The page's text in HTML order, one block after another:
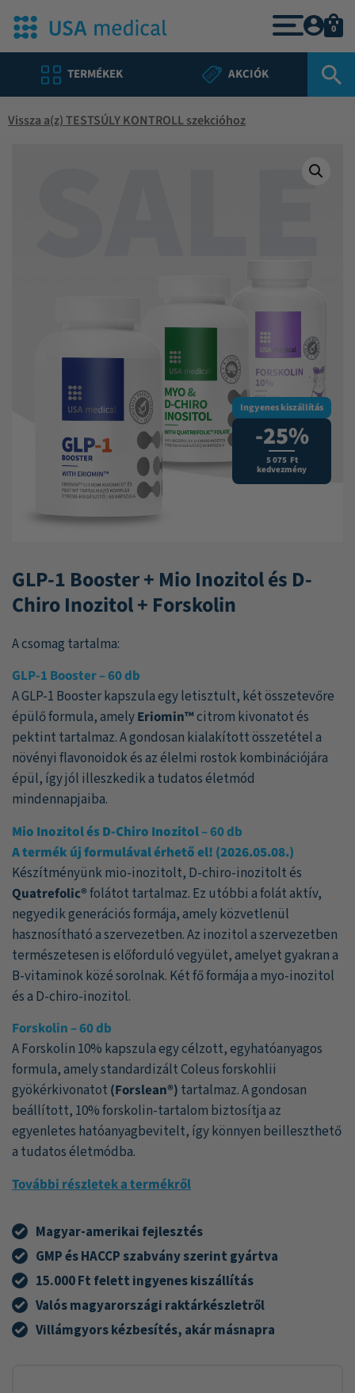
TERMÉKEK AKCIÓK
0
Vissza a(z) TESTSÚLY KONTROLL szekcióhoz
Ingyenes kiszállítás
-25%
5 075 Ft
kedvezmény
GLP-1 Booster + Mio Inozitol és D-
Chiro Inozitol + Forskolin
A csomag tartalma:
GLP-1 Booster – 60 db
A GLP-1 Booster kapszula egy letisztult, két összetevőre
épülő formula, amelyEriomin™citrom kivonatot és
pektint tartalmaz. A gondosan kialakított összetétel a
növényi flavonoidok és az élelmi rostok kombinációjára
épül, így jól illeszkedik a tudatos életmód
mindennapjaiba.
Mio Inozitol és D-Chiro Inozitol– 60 db
A termék új formulával érhető el! (2026.05.08.)
Készítményünk mio-inozitolt, D-chiro-inozitolt és
Quatrefolic®folátot tartalmaz. Ez utóbbi a folát aktív,
negyedik generációs formája, amely közvetlenül
hasznosítható a szervezetben. Az inozitol a szervezetben
természetesen is előforduló vegyület, amelyet gyakran a
B-vitaminok közé sorolnak. Két fő formája a myo-inozitol
és a D-chiro-inozitol.
Forskolin – 60 db
A Forskolin 10% kapszula egy célzott, egyhatóanyagos
formula, amely standardizált Coleus forskohlii
gyökérkivonatot (Forslean®) tartalmaz. A gondosan
beállított, 10% forskolin-tartalom biztosítja az
egyenletes hatóanyagbevitelt, így könnyen beilleszthető
a tudatos életmódba.
További részletek a termékről
Magyar-amerikai fejlesztés
GMP és HACCP szabvány szerint gyártva
15.000 Ft felett ingyenes kiszállítás
Valós magyarországi raktárkészletről
Villámgyors kézbesítés, akár másnapra